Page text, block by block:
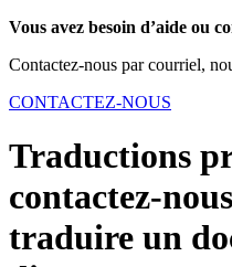
Vous avez besoin d’aide ou
Contactez-nous par courriel,
CONTACTEZ-NOUS
Traductions
contactez-
traduire un